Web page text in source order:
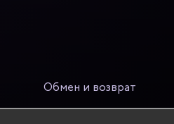
Обмен и возврат